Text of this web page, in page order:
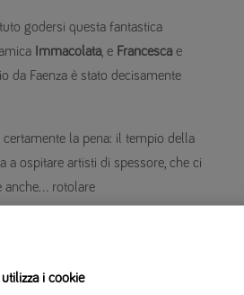
godersi questa fantastica
Immacolata, e Francesca e
da Faenza è stato decisamente
certamente la pena: il tempio della
a ospitare artisti di spessore, che ci
anche… rotolare
hanno ballato i nostri vincitori?
i cookie